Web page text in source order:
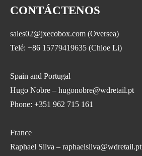
CONTÁCTENOS
sales02@jxecobox.com (Oversea)
Telé: +86 15779419635 (Chloe Li)
Spain and Portugal
Hugo Nobre – hugonobre@wdretail.pt
Phone: +351 962 715 161
France
Raphael Silva – raphaelsilva@wdretail.pt